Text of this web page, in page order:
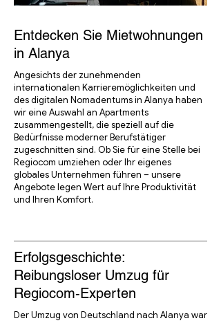
Entdecken Sie Mietwohnungen
in Alanya
Angesichts der zunehmenden
internationalen Karrieremöglichkeiten und
des digitalen Nomadentums in Alanya haben
wir eine Auswahl an Apartments
zusammengestellt, die speziell auf die
Bedürfnisse moderner Berufstätiger
zugeschnitten sind. Ob Sie für eine Stelle bei
Regiocom umziehen oder Ihr eigenes
globales Unternehmen führen – unsere
Angebote legen Wert auf Ihre Produktivität
und Ihren Komfort.
Erfolgsgeschichte:
Reibungsloser Umzug für
Regiocom-Experten
Der Umzug von Deutschland nach Alanya war